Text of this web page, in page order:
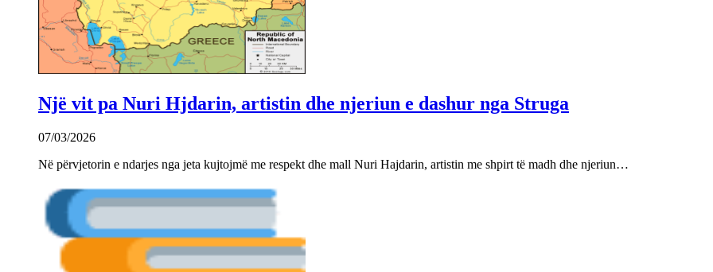
Një vit pa Nuri Hjdarin, artistin dhe njeriun e dashur nga Struga
07/03/2026
Në përvjetorin e ndarjes nga jeta kujtojmë me respekt dhe mall Nuri Hajdarin, artistin me shpirt të madh dhe njeriun…